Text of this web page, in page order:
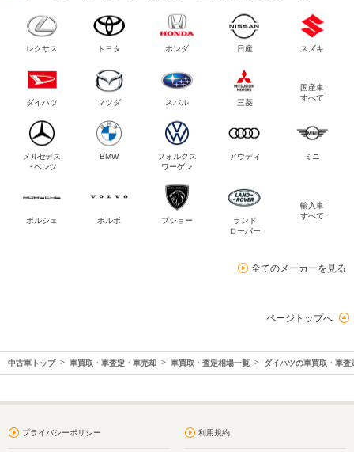
レクサス トヨタ ホンダ 日産 スズキ
ダイハツ マツダ スバル 三菱
国産車
すべて
メルセデス
・ベンツ
BMW
フォルクス
ワーゲン
アウディ ミニ
ポルシェ ボルボ プジョー
ランド
ローバー
輸入車
すべて
全てのメーカーを見る
ページトップへ
中古車トップ 車買取・車査定・車売却 車買取・査定相場一覧 ダイハツの車買取・車査
プライバシーポリシー 利用規約